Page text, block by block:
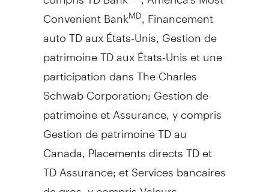
Convenient BankMD , Financement
auto TD aux États-Unis, Gestion de
patrimoine TD aux États-Unis et une
participation dans The Charles
Schwab Corporation;Gestion de
patrimoine et Assurance, y compris
Gestion depatrimoine TD au
Canada , Placements directs TD et
TD Assurance; et Services bancaires
de gros, y compris Valeurs